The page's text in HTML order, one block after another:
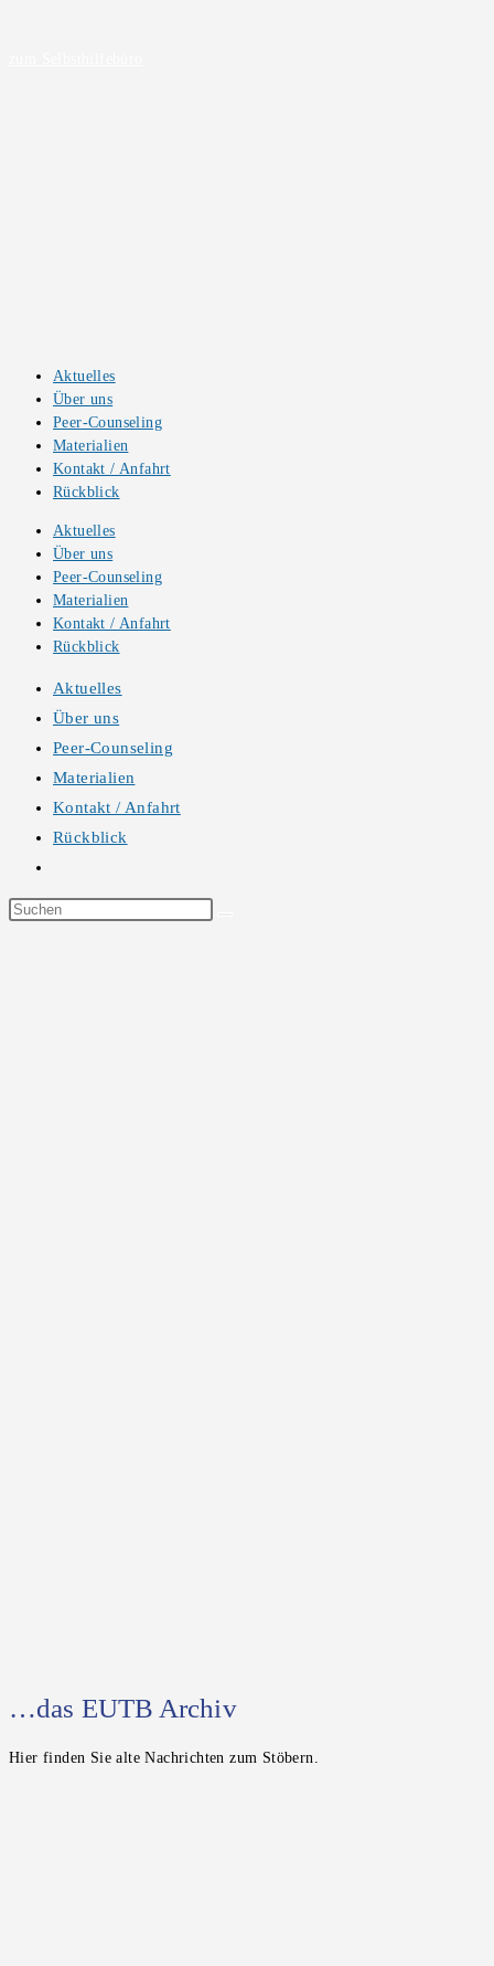
Aktuelles
Über uns
Peer-Counseling
Materialien
Kontakt / Anfahrt
Rückblick
Aktuelles
Über uns
Peer-Counseling
Materialien
Kontakt / Anfahrt
Rückblick
Aktuelles
Über uns
Peer-Counseling
Materialien
Kontakt / Anfahrt
Rückblick
Suche
umschalten
Diese
…das EUTB Archiv
Hier finden Sie alte Nachrichten zum Stöbern.